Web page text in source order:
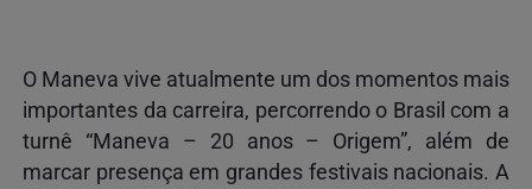
O Maneva vive atualmente um dos momentos mais
importantes da carreira, percorrendo o Brasil com a
turnê “Maneva – 20 anos – Origem”, além de
marcar presença em grandes festivais nacionais. A